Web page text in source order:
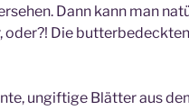
Dann kann man
oder?! Die
ungiftige Blätter aus